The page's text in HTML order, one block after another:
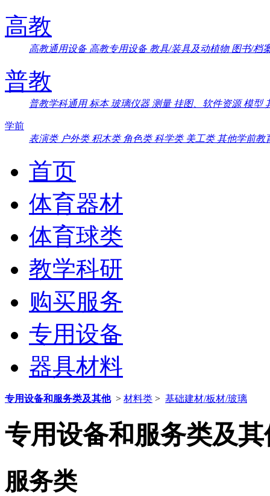
高教
高教通用设备 高教专用设备 教具/装具及动植物 图书/档
普教
普教学科通用标本玻璃仪器 测量挂图、软件资源模型
学前
表演类 户外类积木类 角色类科学类美工类其他学前教
首页
体育器材
体育球类
教学科研
购买服务
专用设备
器具材料
专用设备和服务类及其他 > 材料类 > 基础建材/板材/玻璃
专用设备和服务类及其
服务类